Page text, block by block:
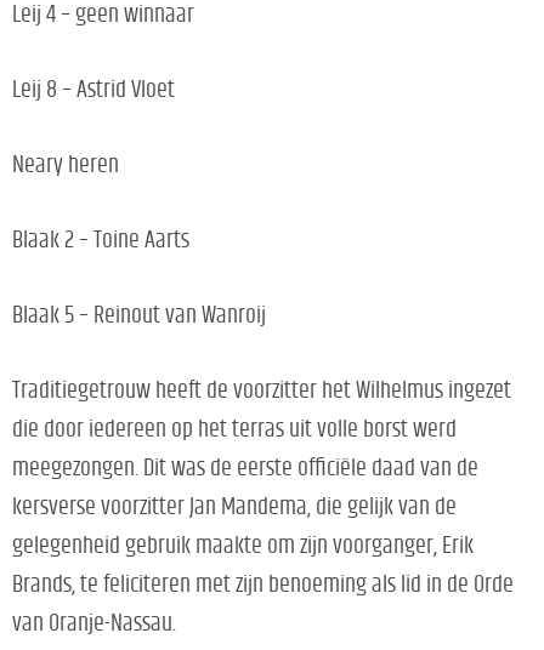
Leij 4 – geen winnaar
Leij 8 – Astrid Vloet
Neary heren
Blaak 2 – Toine Aarts
Blaak 5 – Reinout van Wanroij
Traditiegetrouw heeft de voorzitter het Wilhelmus ingezet
die door iedereen op het terras uit volle borst werd
meegezongen. Dit was de eerste officiële daad van de
kersverse voorzitter Jan Mandema, die gelijk van de
gelegenheid gebruik maakte om zijn voorganger, Erik
Brands, te feliciteren met zijn benoeming als lid in de Orde
van Oranje-Nassau.